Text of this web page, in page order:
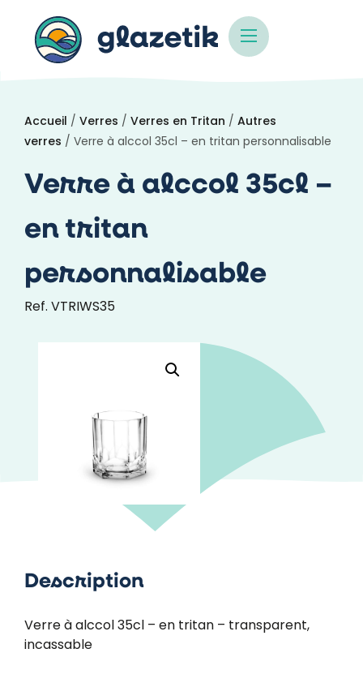
Accueil / Verres / Verres en Tritan / Autres
verres / Verre à alccol 35cl – en tritan personnalisable
Verre à alccol 35cl –
en tritan
personnalisable
Ref. VTRIWS35
Description
Verre à alccol 35cl – en tritan – transparent,
incassable